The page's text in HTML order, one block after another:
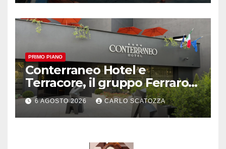
PRIMO PIANO
Conterraneo Hotel e
Terracore, il gruppo Ferraro
amplia l’ ospitalità e il gusto
alle porte di Caserta
6 AGOSTO 2026 CARLO SCATOZZA